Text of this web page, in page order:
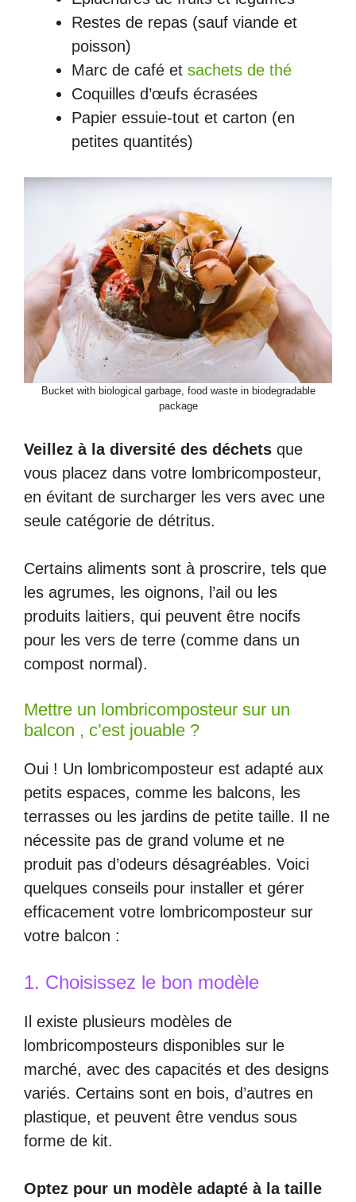
Restes de repas (sauf viande et
poisson)
Marc de café et sachets de thé
Coquilles d’œufs écrasées
Papier essuie-tout et carton (en
petites quantités)
Bucket with biological garbage, food waste in biodegradable
package
Veillez à la diversité des déchets que
vous placez dans votre lombricomposteur,
en évitant de surcharger les vers avec une
seule catégorie de détritus.
Certains aliments sont à proscrire, tels que
les agrumes, les oignons, l’ail ou les
produits laitiers, qui peuvent être nocifs
pour les vers de terre (comme dans un
compost normal).
Mettre un lombricomposteur sur un
balcon , c’est jouable ?
Oui ! Un lombricomposteur est adapté aux
petits espaces, comme les balcons, les
terrasses ou les jardins de petite taille. Il ne
nécessite pas de grand volume et ne
produit pas d’odeurs désagréables. Voici
quelques conseils pour installer et gérer
efficacement votre lombricomposteur sur
votre balcon :
1. Choisissez le bon modèle
Il existe plusieurs modèles de
lombricomposteurs disponibles sur le
marché, avec des capacités et des designs
variés. Certains sont en bois, d’autres en
plastique, et peuvent être vendus sous
forme de kit.
Optez pour un modèle adapté à la taille